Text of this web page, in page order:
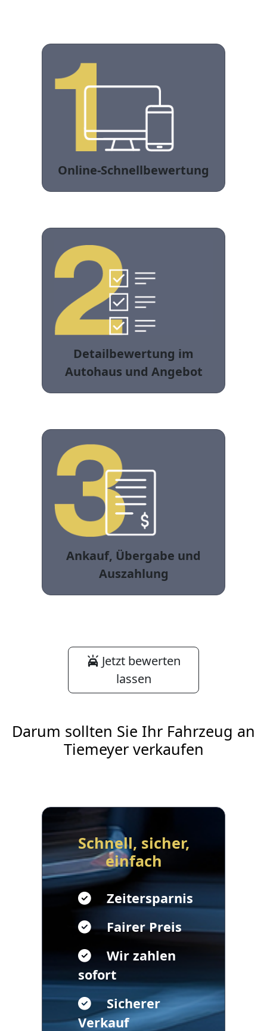
Online-Schnellbewertung
Detailbewertung im
Autohaus und Angebot
Ankauf, Übergabe und
Auszahlung
Jetzt bewerten
lassen
Darum sollten Sie Ihr Fahrzeug an
Tiemeyer verkaufen
Schnell, sicher,
einfach
Zeitersparnis
Fairer Preis
Wir zahlen
sofort
Sicherer
Verkauf